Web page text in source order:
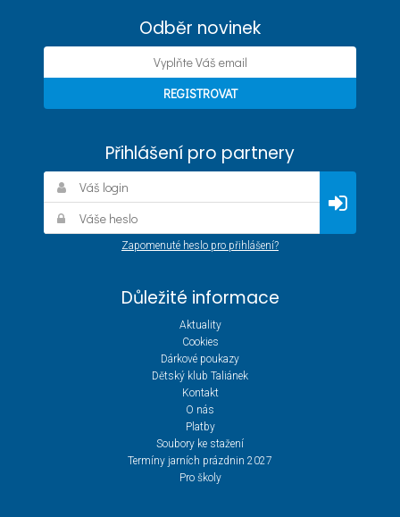
Odběr novinek
Přihlášení pro partnery
Zapomenuté heslo pro přihlášení?
Důležité informace
Aktuality
Cookies
Dárkové poukazy
Dětský klub Taliánek
Kontakt
O nás
Platby
Soubory ke stažení
Termíny jarních prázdnin 2027
Pro školy